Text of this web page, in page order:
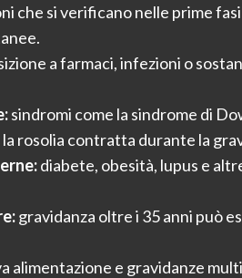
che si verificano nelle prime
a farmaci, infezioni o
sindromi come la sindrome di
rosolia contratta durante la
diabete, obesità, lupus e
gravidanza oltre i 35 anni può
alimentazione e gravidanze